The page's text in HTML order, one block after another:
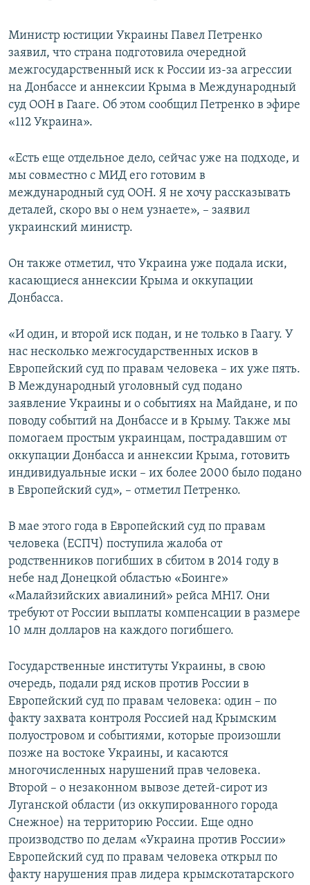
Министр юстиции Украины Павел Петренко
заявил, что страна подготовила очередной
межгосударственный иск к России из-за агрессии
на Донбассе и аннексии Крыма в Международный
суд ООН в Гааге. Об этом сообщил Петренко в эфире
«112 Украина».
«Есть еще отдельное дело, сейчас уже на подходе, и
мы совместно с МИД его готовим в
международный суд ООН. Я не хочу рассказывать
деталей, скоро вы о нем узнаете», – заявил
украинский министр.
Он также отметил, что Украина уже подала иски,
касающиеся аннексии Крыма и оккупации
Донбасса.
«И один, и второй иск подан, и не только в Гаагу. У
нас несколько межгосударственных исков в
Европейский суд по правам человека – их уже пять.
В Международный уголовный суд подано
заявление Украины и о событиях на Майдане, и по
поводу событий на Донбассе и в Крыму. Также мы
помогаем простым украинцам, пострадавшим от
оккупации Донбасса и аннексии Крыма, готовить
индивидуальные иски – их более 2000 было подано
в Европейский суд», – отметил Петренко.
В мае этого года в Европейский суд по правам
человека (ЕСПЧ) поступила жалоба от
родственников погибших в сбитом в 2014 году в
небе над Донецкой областью «Боинге»
«Малайзийских авиалиний» рейса MH17. Они
требуют от России выплаты компенсации в размере
10 млн долларов на каждого погибшего.
Государственные институты Украины, в свою
очередь, подали ряд исков против России в
Европейский суд по правам человека: один – по
факту захвата контроля Россией над Крымским
полуостровом и событиями, которые произошли
позже на востоке Украины, и касаются
многочисленных нарушений прав человека.
Второй – о незаконном вывозе детей-сирот из
Луганской области (из оккупированного города
Снежное) на территорию России. Еще одно
производство по делам «Украина против России»
Европейский суд по правам человека открыл по
факту нарушения прав лидера крымскотатарского